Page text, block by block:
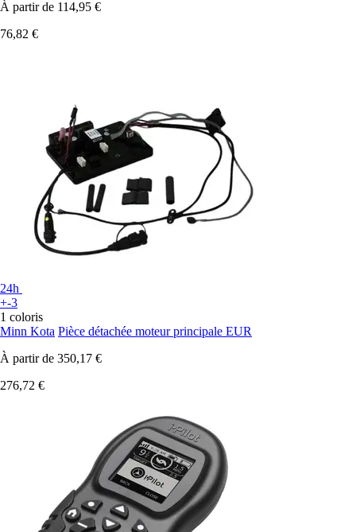
À partir de 114,95 €
76,82 €
24h
+-3
1 coloris
Minn Kota Pièce détachée moteur principale EUR
À partir de 350,17 €
276,72 €